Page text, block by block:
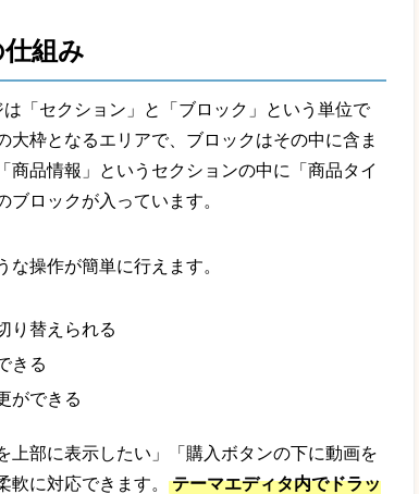
組み
「セクション」と「ブロック」という単位で
枠となるエリアで、ブロックはその中に含ま
品情報」というセクションの中に「商品タイ
ブロックが入っています。
操作が簡単に行えます。
り替えられる
きる
ができる
上部に表示したい」「購入ボタンの下に動画を
に対応できます。
テーマエディタ内でドラッ